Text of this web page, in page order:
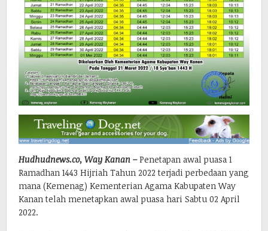
Hudhudnews.co, Way Kanan –Penetapan awal puasa 1
Ramadhan 1443 Hijriah Tahun 2022 terjadi perbedaan yang
mana (Kemenag) Kementerian Agama Kabupaten Way
Kanan telah menetapkan awal puasa hari Sabtu 02 April
2022.